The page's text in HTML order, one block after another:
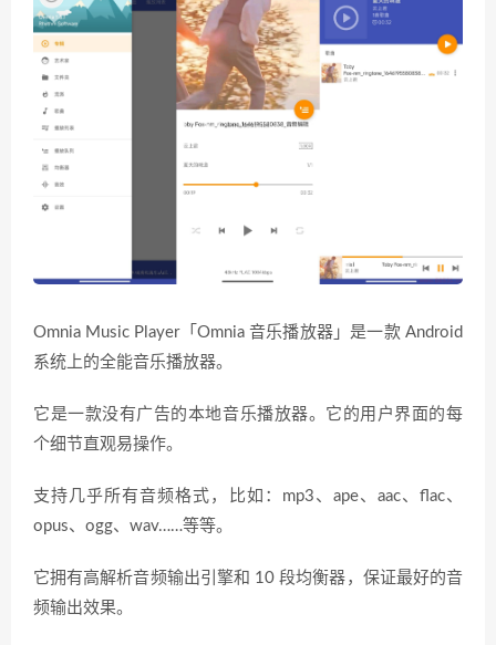
Omnia Music Player「Omnia 音乐播放器」是一款 Android
系统上的全能音乐播放器。
它是一款没有广告的本地音乐播放器。它的用户界面的每
个细节直观易操作。
支持几乎所有音频格式，比如：mp3、ape、aac、flac、
opus、ogg、wav……等等。
它拥有高解析音频输出引擎和 10 段均衡器，保证最好的音
频输出效果。